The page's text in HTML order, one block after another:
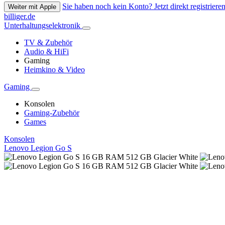
Weiter mit Apple
Sie haben noch kein Konto? Jetzt direkt
billiger.de
Unterhaltungselektronik
TV & Zubehör
Audio & HiFi
Gaming
Heimkino & Video
Gaming
Konsolen
Gaming-Zubehör
Games
Konsolen
Lenovo Legion Go S